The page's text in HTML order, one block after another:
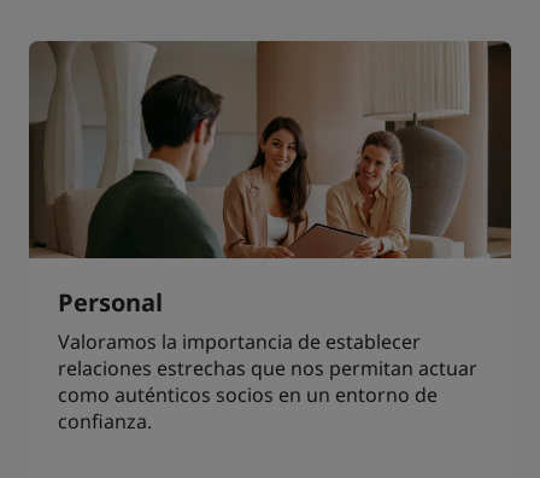
Personal
Valoramos la importancia de establecer
relaciones estrechas que nos permitan actuar
como auténticos socios en un entorno de
confianza.